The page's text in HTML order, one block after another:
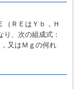
（ＲＥはＹｂ，Ｈ
、次の組成式：
又はＭｇの何れ